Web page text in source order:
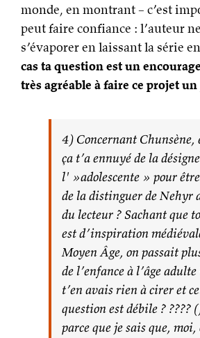
monde, en montrant – c’est
peut faire confiance : l’auteur
s’évaporer en laissant la série
cas ta question est un
très agréable à faire ce projet
4) Concernant Chunsène,
ça t’a ennuyé de la
l' »adolescente » pour
de la distinguer de Nehyr
du lecteur ? Sachant que
est d’inspiration
Moyen Âge, on passait
de l’enfance à l’âge
t’en avais rien à cirer et
question est débile ? ????
parce que je sais que, moi,